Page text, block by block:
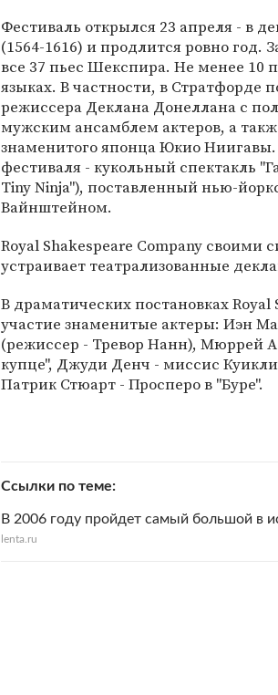
Фестиваль открылся 23 апреля - в
(1564-1616) и продлится ровно год.
все 37 пьес Шекспира. Не менее 10
языках. В частности, в Стратфорде
режиссера Деклана Донеллана с
мужским ансамблем актеров, а
знаменитого японца Юкио
фестиваля - кукольный спектакль
Tiny Ninja"), поставленный нью-
Вайнштейном.
Royal Shakespeare Company своими
устраивает театрализованные
В драматических постановках
участие знаменитые актеры: Иэн
(режиссер - Тревор Нанн), Мюррей
купце", Джуди Денч - миссис
Патрик Стюарт - Просперо в "Буре".
Ссылки по теме
В 2006 году пройдет самый большой в
lenta.ru